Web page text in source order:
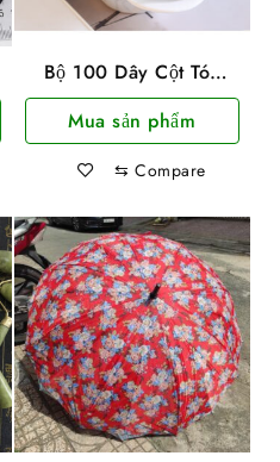
Bộ 100 Dây Cột Tóc
Trơn Co Dãn, Dai Bền
Kèm Túi
Mua sản phẩm
⇆ Compare